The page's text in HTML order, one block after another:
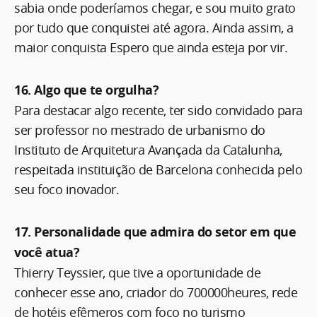
sabia onde poderíamos chegar, e sou muito grato
por tudo que conquistei até agora. Ainda assim, a
maior conquista Espero que ainda esteja por vir.
16. Algo que te orgulha?
Para destacar algo recente, ter sido convidado para
ser professor no mestrado de urbanismo do
Instituto de Arquitetura Avançada da Catalunha,
respeitada instituição de Barcelona conhecida pelo
seu foco inovador.
17. Personalidade que admira do setor em que
você atua?
Thierry Teyssier, que tive a oportunidade de
conhecer esse ano, criador do 700000heures, rede
de hotéis efêmeros com foco no turismo